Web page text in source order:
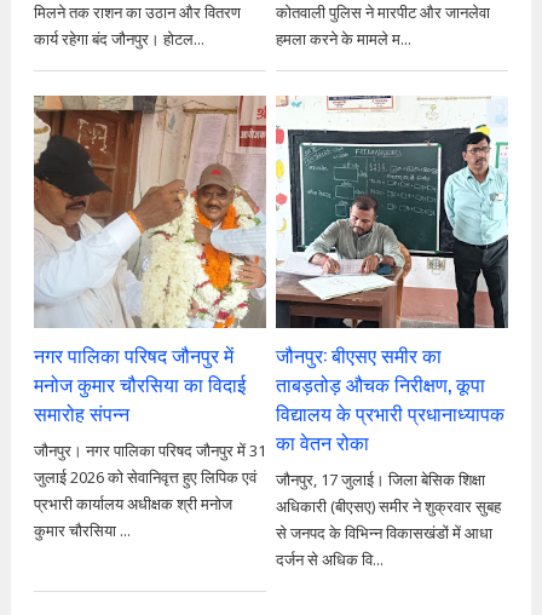
मिलने तक राशन का उठान और वितरण
कार्य रहेगा बंद जौनपुर। होटल...
कोतवाली पुलिस ने मारपीट और जानलेवा
हमला करने के मामले म...
नगर पालिका परिषद जौनपुर में
मनोज कुमार चौरसिया का विदाई
समारोह संपन्न
जौनपुर। नगर पालिका परिषद जौनपुर में 31
जुलाई 2026 को सेवानिवृत्त हुए लिपिक एवं
प्रभारी कार्यालय अधीक्षक श्री मनोज
कुमार चौरसिया ...
जौनपुर: बीएसए समीर का
ताबड़तोड़ औचक निरीक्षण, कूपा
विद्यालय के प्रभारी प्रधानाध्यापक
का वेतन रोका
जौनपुर, 17 जुलाई। जिला बेसिक शिक्षा
अधिकारी (बीएसए) समीर ने शुक्रवार सुबह
से जनपद के विभिन्न विकासखंडों में आधा
दर्जन से अधिक वि...